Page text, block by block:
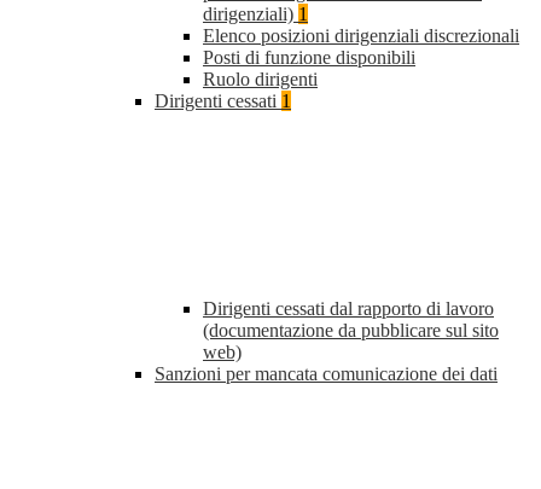
dirigenziali) 1
Elenco posizioni dirigenziali discrezionali
Posti di funzione disponibili
Ruolo dirigenti
Dirigenti cessati 1
Dirigenti cessati dal rapporto di lavoro
(documentazione da pubblicare sul sito
web)
Sanzioni per mancata comunicazione dei dati